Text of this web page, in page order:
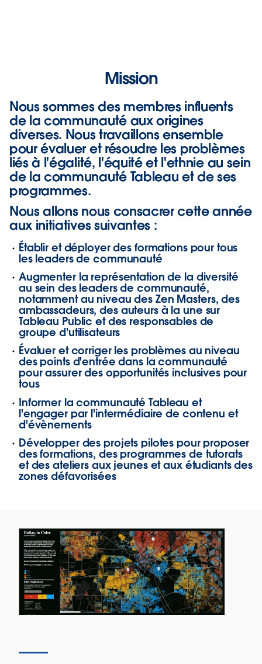
Mission
Nous sommes des membres influents
de la communauté aux origines
diverses. Nous travaillons ensemble
pour évaluer et résoudre les problèmes
liés à l'égalité, l'équité et l'ethnie au sein
de la communauté Tableau et de ses
programmes.
Nous allons nous consacrer cette année
aux initiatives suivantes :
Établir et déployer des formations pour tous
les leaders de communauté
Augmenter la représentation de la diversité
au sein des leaders de communauté,
notamment au niveau des Zen Masters, des
ambassadeurs, des auteurs à la une sur
Tableau Public et des responsables de
groupe d'utilisateurs
Évaluer et corriger les problèmes au niveau
des points d'entrée dans la communauté
pour assurer des opportunités inclusives pour
tous
Informer la communauté Tableau et
l'engager par l'intermédiaire de contenu et
d'évènements
Développer des projets pilotes pour proposer
des formations, des programmes de tutorats
et des ateliers aux jeunes et aux étudiants des
zones défavorisées